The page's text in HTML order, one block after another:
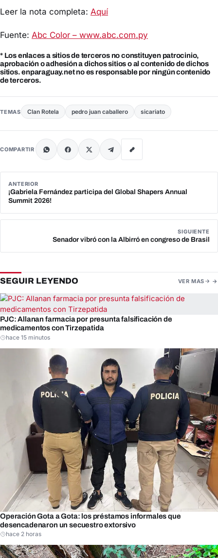
Leer la nota completa: Aquí
Fuente: Abc Color – www.abc.com.py
* Los enlaces a sitios de terceros no constituyen patrocinio,
aprobación o adhesión a dichos sitios o al contenido de dichos
sitios. enparaguay.net no es responsable por ningún contenido
de terceros.
TEMAS Clan Rotela pedro juan caballero sicariato
COMPARTIR
ANTERIOR
¡Gabriela Fernández participa del Global Shapers Annual
Summit 2026!
SIGUIENTE
Senador vibró con la Albirró en congreso de Brasil
SEGUIR LEYENDO VER MAS
PJC: Allanan farmacia por presunta falsificación de
medicamentos con Tirzepatida
hace 15 minutos
Operación Gota a Gota: los préstamos informales que
desencadenaron un secuestro extorsivo
hace 2 horas